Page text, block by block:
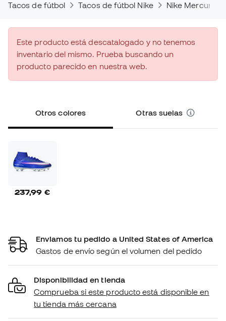
Tacos de fútbol Tacos de fútbol Nike Nike Mercurial
Este producto está descatalogado y no tenemos
inventario del mismo. Prueba buscando un
producto parecido en nuestra web.
Otros colores Otras suelas
237,99 €
Enviamos tu pedido a United States of America
Gastos de envío según el volumen del pedido
Disponibilidad en tienda
Comprueba si este producto está disponible en
tu tienda más cercana